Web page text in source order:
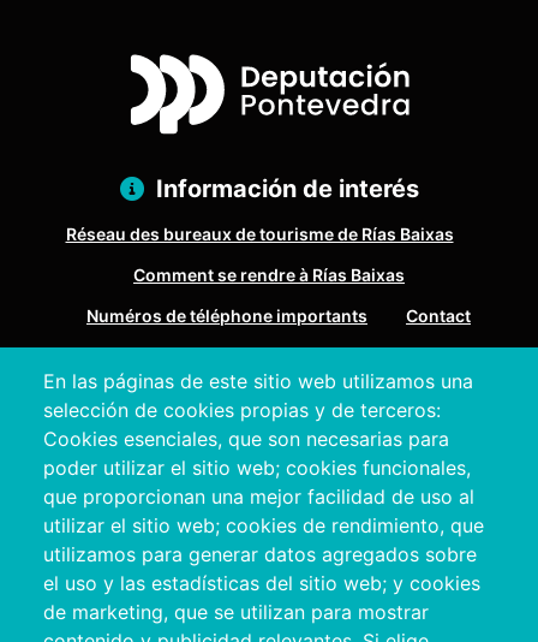
En las páginas de este sitio web utilizamos una
selección de cookies propias y de terceros:
Cookies esenciales, que son necesarias para
poder utilizar el sitio web; cookies funcionales,
que proporcionan una mejor facilidad de uso al
utilizar el sitio web; cookies de rendimiento, que
utilizamos para generar datos agregados sobre
el uso y las estadísticas del sitio web; y cookies
de marketing, que se utilizan para mostrar
Información de interés
Réseau des bureaux de tourisme de Rías Baixas
Comment se rendre à Rías Baixas
Numéros de téléphone importants
Contact
Pazo Deputación Provincial. Avda. Montero Ríos, s/n - 36071
Pontevedra
+34 986 804 100 | +34 986 804 124